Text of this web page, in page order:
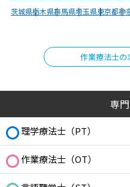
茨城県栃木県群馬県埼玉県東京都神
作業療法士の
専
理学療法士（PT）
作業療法士（OT）